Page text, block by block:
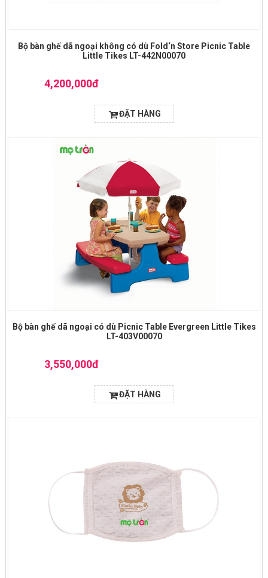
Bộ bàn ghế dã ngoại không có dù Fold‘n Store Picnic Table
Little Tikes LT-442N00070
4,200,000đ
ĐẶT HÀNG
Bộ bàn ghế dã ngoại có dù Picnic Table Evergreen Little Tikes
LT-403V00070
3,550,000đ
ĐẶT HÀNG